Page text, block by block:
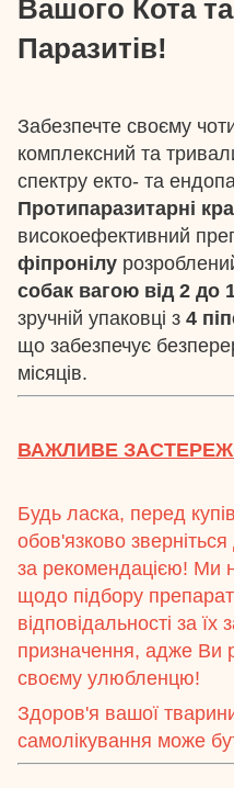
Вашого Кота
Паразитів!
Забезпечте своєму
комплексний та
спектру екто- та
Протипаразитарні
високоефективний
фіпронілу
собак вагою від 2 до
зручній упаковці з 4
що забезпечує
місяців.
ВАЖЛИВЕ
Будь ласка, перед
обов'язково
за рекомендацією! Ми
щодо підбору
відповідальності за їх
призначення, адже Ви
своєму улюбленцю!
Здоров'я вашої
самолікування може